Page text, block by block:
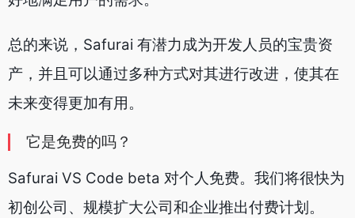
总的来说，Safurai 有潜力成为开发人员的宝贵资
产，并且可以通过多种方式对其进行改进，使其在
未来变得更加有用。
它是免费的吗？
Safurai VS Code beta 对个人免费。我们将很快为
初创公司、规模扩大公司和企业推出付费计划。